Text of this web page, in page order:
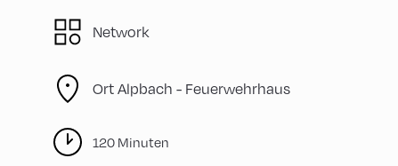
Network
Ort Alpbach - Feuerwehrhaus
120 Minuten